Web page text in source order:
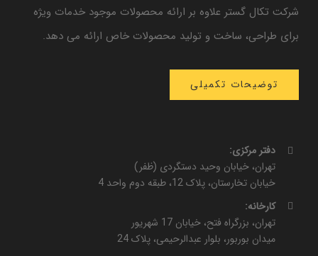
شرکت تکال گستر علاوه بر ارائه محصولات موجود خدمات ویژه
برای طراحی، ساخت و تولید محصولات خاص ارائه می دهد.
توضیحات تکمیلی
دفتر مرکزی:
تهران، خیابان وحید دستگردی (ظفر)
خیابان تخارستان، پلاک 12، طبقه دوم واحد 4
کارخانه:
تهران، بزرگراه فتح، خیابان 17 شهریور
میدان بوربور، بلوار عبدالرحیمی، پلاک 24